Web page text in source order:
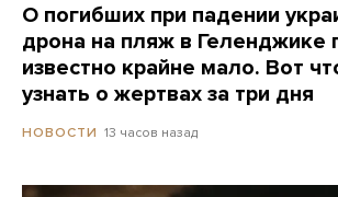
О погибших при падении
дрона на пляж в Геленджике
известно крайне мало. Вот
узнать о жертвах за три дня
НОВОСТИ 13 часов назад